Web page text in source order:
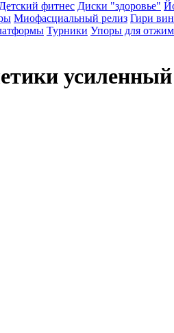
Детский фитнес Диски "здоровье"
Миофасциальный релиз Гири
Турники Упоры для